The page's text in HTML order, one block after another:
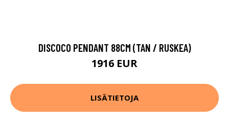
DISCOCO PENDANT 88CM (TAN / RUSKEA)
1916 EUR
LISÄTIETOJA